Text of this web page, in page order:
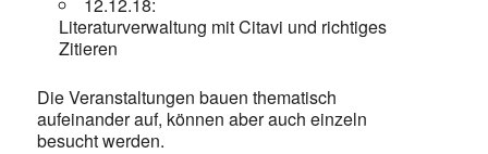
Literaturverwaltung mit Citavi und richtiges
Zitieren
Die Veranstaltungen bauen thematisch
aufeinander auf, können aber auch einzeln
besucht werden.